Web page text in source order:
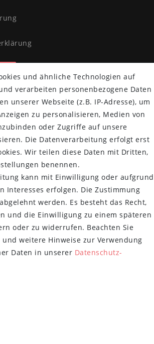
dass ich dieDaten­schutz­erklärunggelesen habe.
ich jederzeit widerrufen.**
Abonnieren
** Hierbei handelt es sich um ein Pflichtfeld.
und ähnliche Technologien auf
verarbeiten personenbezogene Daten
unserer Webseite (z.B. IP-Adresse), um
zu personalisieren, Medien von
oder Zugriffe auf unsere
Die Datenverarbeitung erfolgt erst
Wir teilen diese Daten mit Dritten,
benennen.
kann mit Einwilligung oder aufgrund
Interesses erfolgen. Die Zustimmung
werden. Es besteht das Recht,
und die Einwilligung zu einem späteren
oder zu widerrufen. Beachten Sie
und weitere Hinweise zur Verwendung
Daten in unserer Daten­schutz­